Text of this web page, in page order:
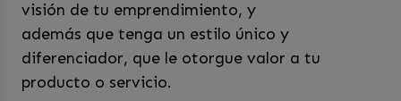
visión de tu emprendimiento, y
además que tenga un estilo único y
diferenciador, que le otorgue valor a tu
producto o servicio.